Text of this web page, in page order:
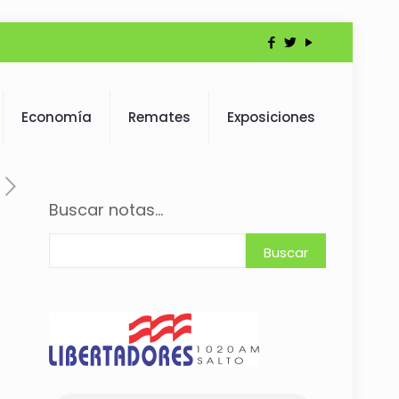
Economía Remates Exposiciones
Buscar notas...
Buscar